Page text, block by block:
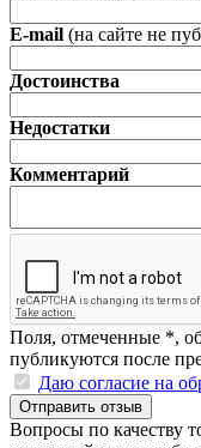
E-mail (на сайте не
Достоинства
Недостатки
Комментарий
Поля, отмеченные *,
публикуются после
Даю согласие на
Отправить отзыв
Вопросы по качеству